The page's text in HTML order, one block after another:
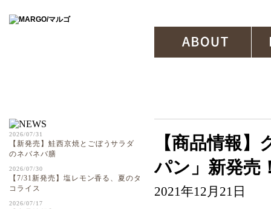
2026/07/31
【新発売】鮭西京焼とごぼうサラダ
のネバネバ膳
2026/07/30
【7/31新発売】塩レモン香る、夏のタ
コライス
2026/07/17
【商品情報
パン」新発売
2021年12月21日